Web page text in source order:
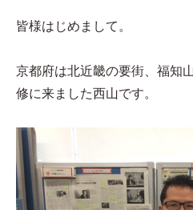
皆様はじめまして。
京都府は北近畿の要街、福知
修に来ました西山です。